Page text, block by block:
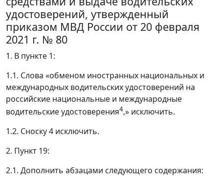
удостоверений, утвержденный
приказом МВД России от 20 февраля
2021 г. № 80
1. В пункте 1:
1.1. Слова «обменом иностранных национальных и
международных водительских удостоверений на
российские национальные и международные
водительские удостоверения4,» исключить.
1.2. Сноску 4 исключить.
2. Пункт 19:
2.1. Дополнить абзацами следующего содержания: